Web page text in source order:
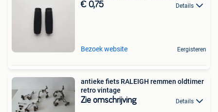
€ 0,75 Details
Bezoek website Eergisteren
antieke fiets RALEIGH remmen oldtimer
retro vintage
Zie omschrijving Details